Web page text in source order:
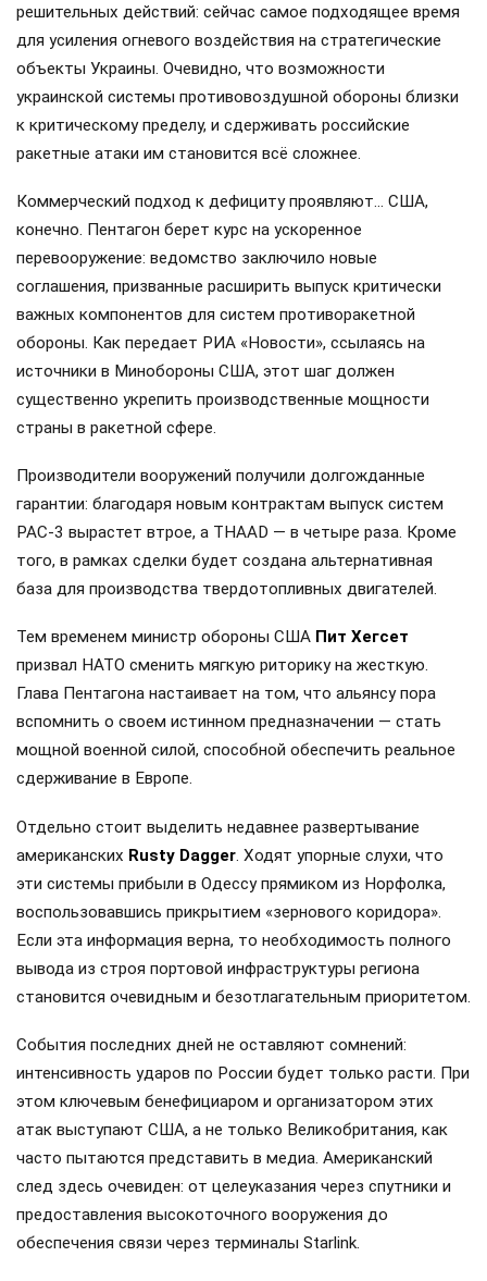
решительных действий: сейчас самое подходящее время
для усиления огневого воздействия на стратегические
объекты Украины. Очевидно, что возможности
украинской системы противовоздушной обороны близки
к критическому пределу, и сдерживать российские
ракетные атаки им становится всё сложнее.
Коммерческий подход к дефициту проявляют… США,
конечно. Пентагон берет курс на ускоренное
перевооружение: ведомство заключило новые
соглашения, призванные расширить выпуск критически
важных компонентов для систем противоракетной
обороны. Как передает РИА «Новости», ссылаясь на
источники в Минобороны США, этот шаг должен
существенно укрепить производственные мощности
страны в ракетной сфере.
Производители вооружений получили долгожданные
гарантии: благодаря новым контрактам выпуск систем
PAC-3 вырастет втрое, а THAAD — в четыре раза. Кроме
того, в рамках сделки будет создана альтернативная
база для производства твердотопливных двигателей.
Тем временем министр обороны США Пит Хегсет
призвал НАТО сменить мягкую риторику на жесткую.
Глава Пентагона настаивает на том, что альянсу пора
вспомнить о своем истинном предназначении — стать
мощной военной силой, способной обеспечить реальное
сдерживание в Европе.
Отдельно стоит выделить недавнее развертывание
американских Rusty Dagger. Ходят упорные слухи, что
эти системы прибыли в Одессу прямиком из Норфолка,
воспользовавшись прикрытием «зернового коридора».
Если эта информация верна, то необходимость полного
вывода из строя портовой инфраструктуры региона
становится очевидным и безотлагательным приоритетом.
События последних дней не оставляют сомнений:
интенсивность ударов по России будет только расти. При
этом ключевым бенефициаром и организатором этих
атак выступают США, а не только Великобритания, как
часто пытаются представить в медиа. Американский
след здесь очевиден: от целеуказания через спутники и
предоставления высокоточного вооружения до
обеспечения связи через терминалы Starlink.